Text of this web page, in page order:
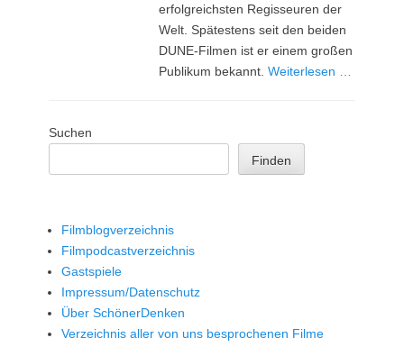
erfolgreichsten Regisseuren der
Welt. Spätestens seit den beiden
DUNE-Filmen ist er einem großen
Publikum bekannt.Weiterlesen …
Suchen
Finden
Filmblogverzeichnis
Filmpodcastverzeichnis
Gastspiele
Impressum/Datenschutz
Über SchönerDenken
Verzeichnis aller von uns besprochenen Filme